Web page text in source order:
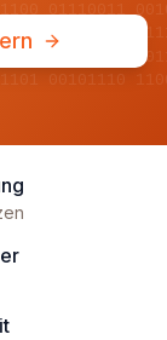
01110011
10100101
01001110